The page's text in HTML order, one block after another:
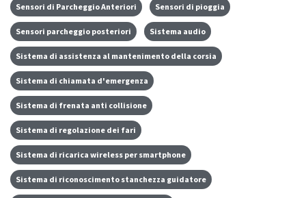
Sensori di Parcheggio Anteriori Sensori di pioggia
Sensori parcheggio posteriori Sistema audio
Sistema di assistenza al mantenimento della corsia
Sistema di chiamata d'emergenza
Sistema di frenata anti collisione
Sistema di regolazione dei fari
Sistema di ricarica wireless per smartphone
Sistema di riconoscimento stanchezza guidatore